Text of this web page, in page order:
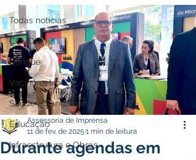
Todas notícias
COVD-19
Dengue
Vacinômetro
Saúde e Saneamento
Educação
Infraestrutura e Obras
Durante agendas em
Assessoria de Imprensa
11 de fev. de 2025 1 min de leitura